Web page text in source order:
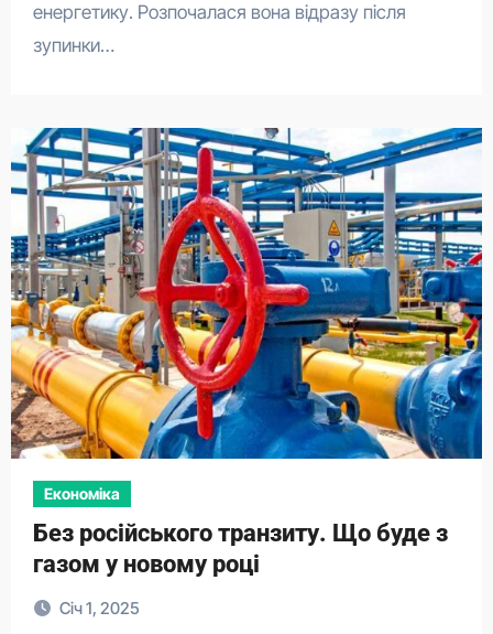
енергетику. Розпочалася вона відразу після
зупинки…
Економіка
​​Без російського транзиту. Що буде з
газом у новому році
Січ 1, 2025